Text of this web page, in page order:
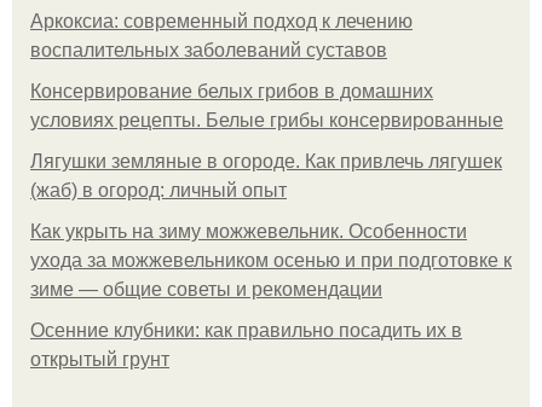
Аркоксиа: современный подход к лечению
воспалительных заболеваний суставов
Консервирование белых грибов в домашних
условиях рецепты. Белые грибы консервированные
Лягушки земляные в огороде. Как привлечь лягушек
(жаб) в огород: личный опыт
Как укрыть на зиму можжевельник. Особенности
ухода за можжевельником осенью и при подготовке к
зиме — общие советы и рекомендации
Осенние клубники: как правильно посадить их в
открытый грунт